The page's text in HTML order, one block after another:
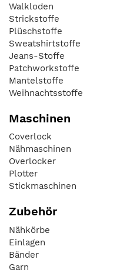
Walkloden
Strickstoffe
Plüschstoffe
Sweatshirtstoffe
Jeans-Stoffe
Patchworkstoffe
Mantelstoffe
Weihnachtsstoffe
Maschinen
Coverlock
Nähmaschinen
Overlocker
Plotter
Stickmaschinen
Zubehör
Nähkörbe
Einlagen
Bänder
Garn